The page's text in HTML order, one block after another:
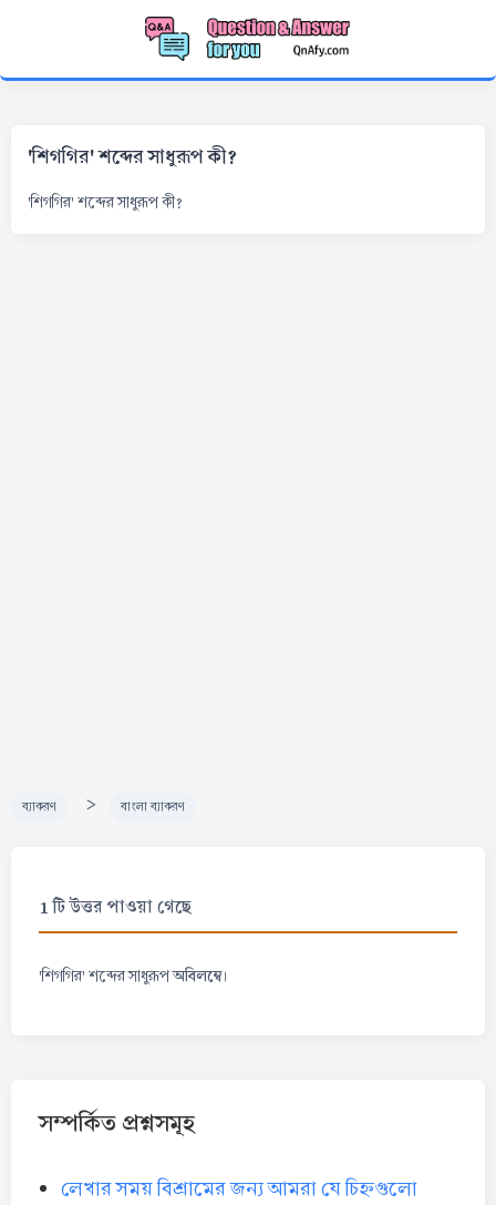
'শিগগির' শব্দের সাধুরূপ কী?
'শিগগির' শব্দের সাধুরূপ কী?
ব্যাকরণ > বাংলা ব্যাকরণ
1 টি উত্তর পাওয়া গেছে
'শিগগির' শব্দের সাধুরূপঅবিলম্বে।
সম্পর্কিত প্রশ্নসমূহ
লেখার সময় বিশ্রামের জন্য আমরা যে চিহ্নগুলো